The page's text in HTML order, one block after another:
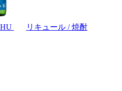
リキュール / 焼酎